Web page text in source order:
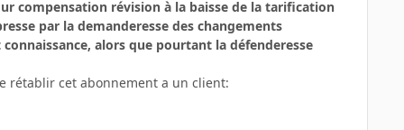
compensation révision à la baisse de la tarification
par la demanderesse des changements
alors que pourtant la défenderesse
rétablir cet abonnement a un client: